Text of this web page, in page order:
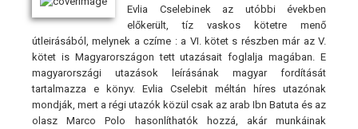
Evlia Cselebinek az utóbbi években
előkerült, tíz vaskos kötetre menő
útleirásából, melynek a czíme : a VI. kötet s részben már az V.
kötet is Magyarországon tett utazásait foglalja magában. E
magyarországi utazások leírásának magyar fordítását
tartalmazza e könyv. Evlia Cselebit méltán híres utazónak
mondják, mert a régi utazók közül csak az arab Ibn Batuta és az
olasz Marco Polo hasonlíthatók hozzá, akár munkáinak